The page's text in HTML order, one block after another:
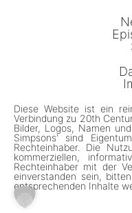
Diese Website ist ein
Verbindung zu 20th
Bilder, Logos, Namen
Simpsons' sind
Rechteinhaber. Die
kommerziellen,
Rechteinhaber mit der
einverstanden sein,
entsprechenden Inhalte